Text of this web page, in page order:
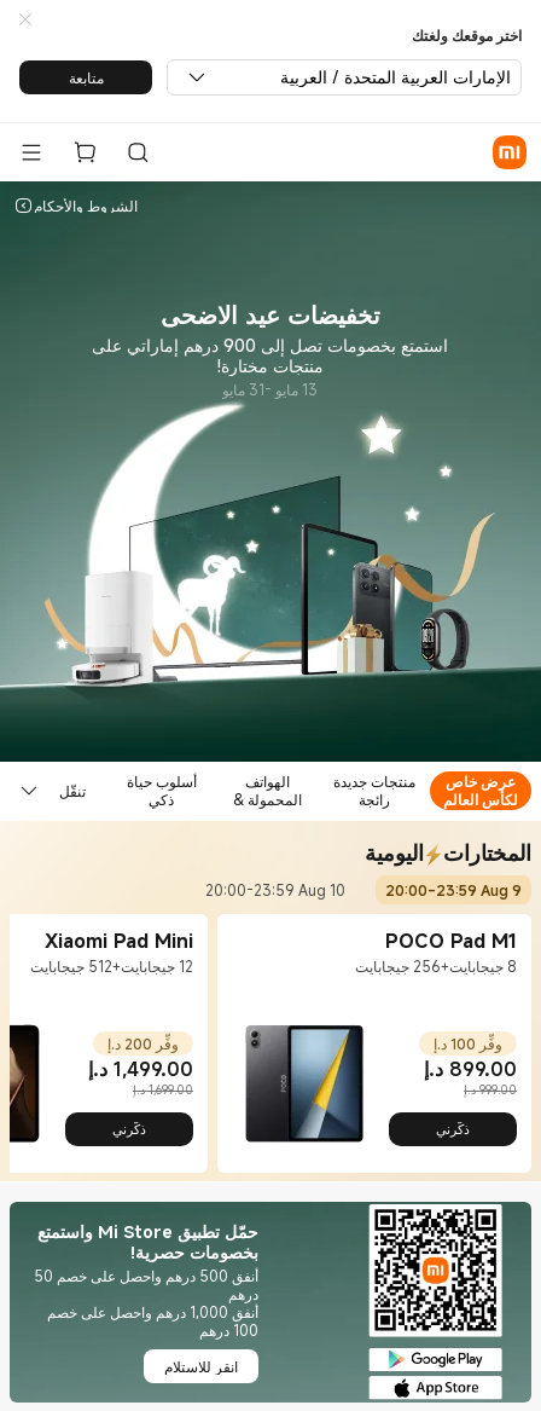
اختر موقعك ولغتك
الإمارات العربية المتحدة / العربية متابعة
تخفيضات عيد الاضحى | الإمارات
الشروط والأحكام
تخفيضات عيد الاضحى
استمتع بخصومات تصل إلى 900 درهم إماراتي على
منتجات مختارة!
13 مايو -31 مايو
عرض خاص
لكأس العالم
منتجات جديدة
رائجة
الهواتف
المحمولة &
الجهاز اللوحي
أسلوب حياة
ذكي
تنقّل سهل
المختارات اليومية
Aug 9
20:00-23:59
Aug 10
20:00-23:59
POCO Pad M1
8 جيجابايت+256 جيجابايت
وفِّر 100 د.إ
899.00 د.إ
Current Price د.إ899
999.00 د.إ
Marketing price 999.00 د.إ
ذكّرني
Xiaomi Pad Mini
12 جيجابايت+512 جيجابايت
وفِّر 200 د.إ
1,499.00 د.إ
Current Price د.إ1,499
1,699.00 د.إ
Marketing price 1,699.00 د.إ
ذكّرني
حمّل تطبيق Mi Store واستمتع
بخصومات حصرية!
أنفق 500 درهم واحصل على خصم 50
أنفق 1,000 درهم واحصل على خصم
100 درهم
انقر للاستلام